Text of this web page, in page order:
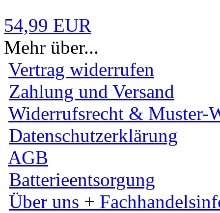
54,99 EUR
Mehr über...
Vertrag widerrufen
Zahlung und Versand
Widerrufsrecht & Muster-
Datenschutzerklärung
AGB
Batterieentsorgung
Über uns +